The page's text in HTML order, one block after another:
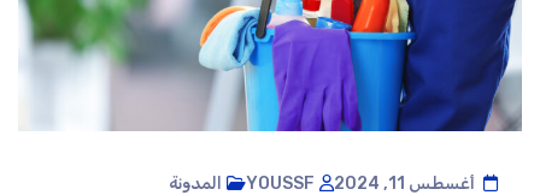
أغسطس 11, 2024 YOUSSF
المدونة